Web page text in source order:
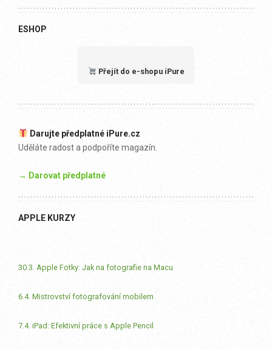
ESHOP
Přejít do e-shopu iPure
Darujte předplatné iPure.cz
Uděláte radost a podpoříte magazín.
→ Darovat předplatné
APPLE KURZY
30.3. Apple Fotky: Jak na fotografie na Macu
6.4. Mistrovství fotografování mobilem
7.4. iPad: Efektivní práce s Apple Pencil